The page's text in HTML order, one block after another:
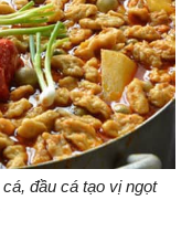
đầu cá tạo vị ngọt